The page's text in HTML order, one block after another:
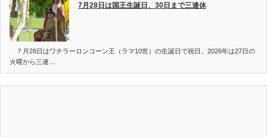
7月28日は国王生誕日、30日まで三連休
７月28日はワチラーロンコーン王（ラマ10世）の生誕日で祝日。2026年は27日の
火曜から三連…